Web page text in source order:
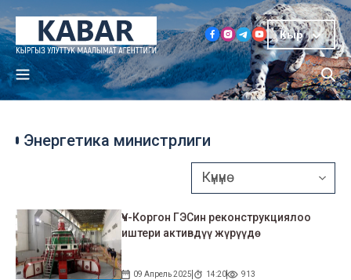
Кыр
Энергетика министрлиги
Үч-Коргон ГЭСин реконструкциялоо
иштери активдүү жүрүүдө
09 Апрель 2025 14:20 913